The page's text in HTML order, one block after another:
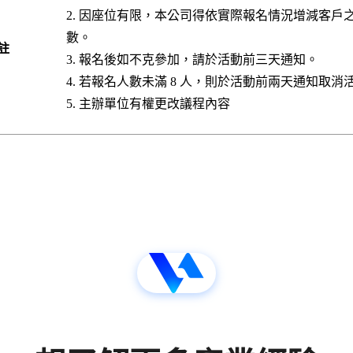
因座位有限，本公司得依實際報名情況增減客戶
數。
報名後如不克參加，請於活動前三天通知。
若報名人數未滿 8 人，則於活動前兩天通知取消
主辦單位有權更改議程內容